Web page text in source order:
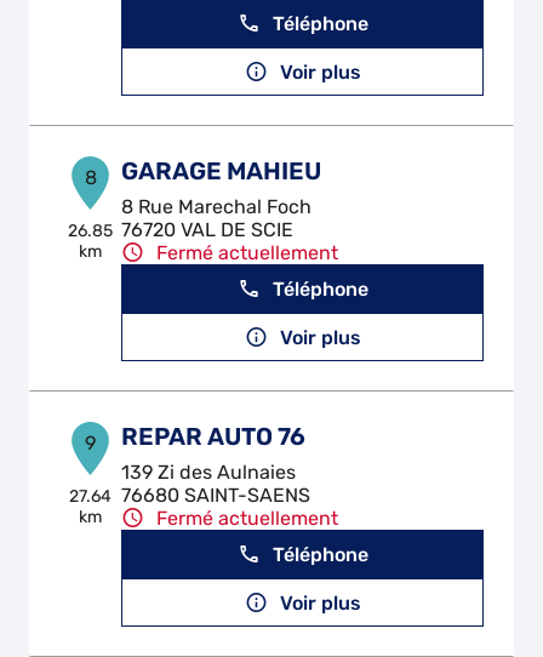
Téléphone
Voir plus
8
26.85
km
GARAGE MAHIEU
8 Rue Marechal Foch
76720 VAL DE SCIE
Fermé actuellement
Téléphone
Voir plus
9
27.64
km
REPAR AUTO 76
139 Zi des Aulnaies
76680 SAINT-SAENS
Fermé actuellement
Téléphone
Voir plus